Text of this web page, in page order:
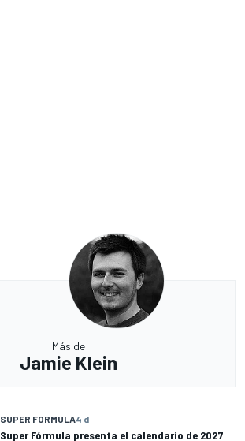
Más de
Jamie Klein
SUPER FORMULA4 d
Super Fórmula presenta el calendario de 2027